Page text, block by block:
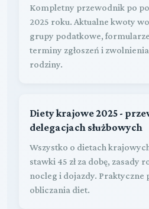
Kompletny przewodnik po
2025 roku. Aktualne kwoty
grupy podatkowe, formularze
terminy zgłoszeń i
rodziny.
Diety krajowe 2025 -
delegacjach służbowych
Wszystko o dietach
stawki 45 zł za dobę, zasady
nocleg i dojazdy. Praktyczne
obliczania diet.